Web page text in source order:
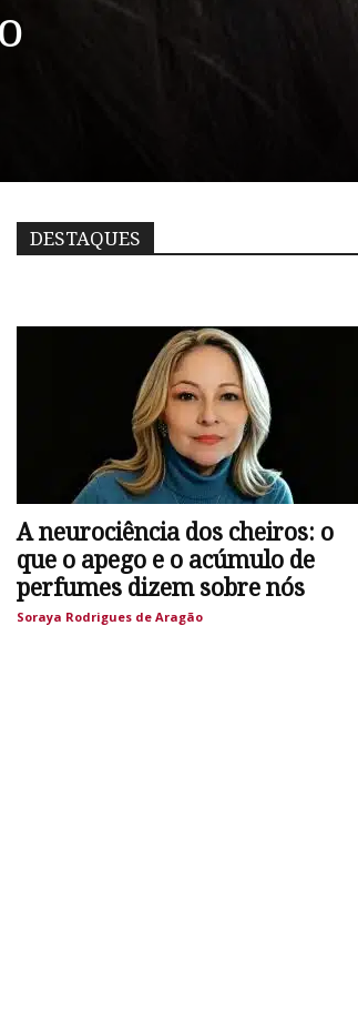
DESTAQUES
A neurociência dos cheiros: o
que o apego e o acúmulo de
perfumes dizem sobre nós
Soraya Rodrigues de Aragão